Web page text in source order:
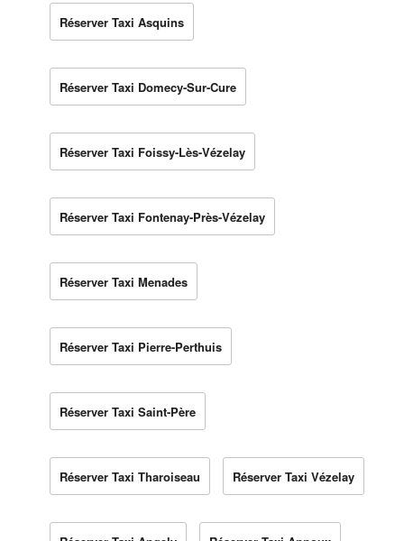
Réserver Taxi Asquins
Réserver Taxi Domecy-Sur-Cure
Réserver Taxi Foissy-Lès-Vézelay
Réserver Taxi Fontenay-Près-Vézelay
Réserver Taxi Menades
Réserver Taxi Pierre-Perthuis
Réserver Taxi Saint-Père
Réserver Taxi Tharoiseau Réserver Taxi Vézelay